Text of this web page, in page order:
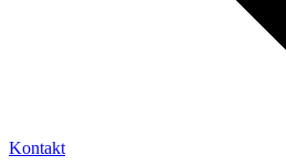
Kontakt